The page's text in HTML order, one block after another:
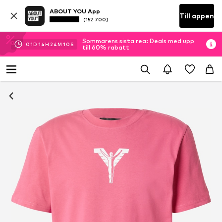
ABOUT YOU App
(152 700) Till appen
01D 14H 24M 10 S
Sommarens sista rea: Deals med upp
till 60% rabatt